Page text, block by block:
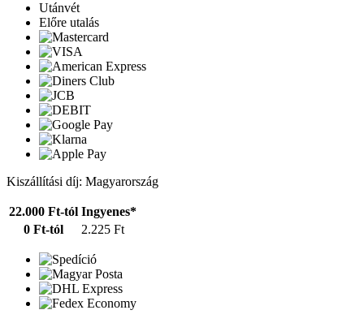
Utánvét
Előre utalás
Kiszállítási díj: Magyarország
22.000 Ft-tól Ingyenes*
0 Ft-tól
2.225 Ft